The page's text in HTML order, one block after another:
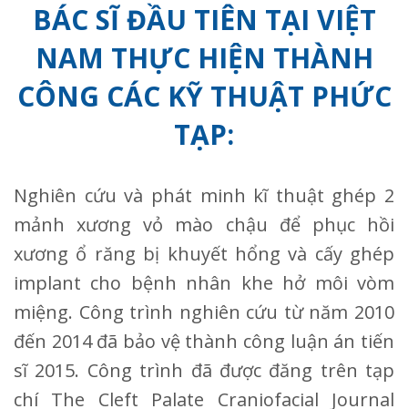
BÁC SĨ ĐẦU TIÊN TẠI VIỆT
NAM THỰC HIỆN THÀNH
CÔNG CÁC KỸ THUẬT PHỨC
TẠP:
Nghiên cứu và phát minh kĩ thuật ghép 2
mảnh xương vỏ mào chậu để phục hồi
xương ổ răng bị khuyết hổng và cấy ghép
implant cho bệnh nhân khe hở môi vòm
miệng. Công trình nghiên cứu từ năm 2010
đến 2014 đã bảo vệ thành công luận án tiến
sĩ 2015. Công trình đã được đăng trên tạp
chí The Cleft Palate Craniofacial Journal